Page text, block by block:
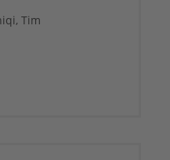
Tim